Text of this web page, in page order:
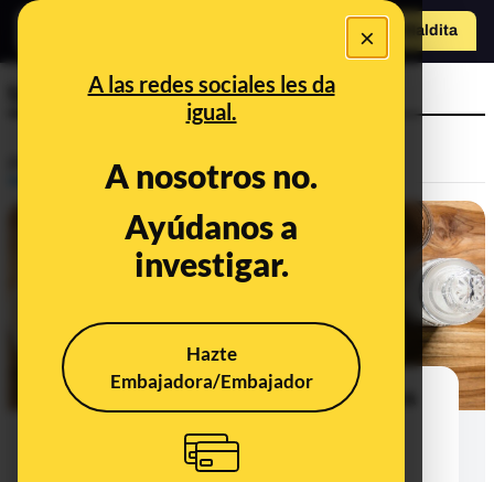
×
A las redes sociales les da
igual.
A nosotros no.
Ayúdanos a
investigar.
Hazte
Embajadora/Embajador
Hazte Maldita
taquicardias
¿Es verdad que tomar café que lleva
taquicardias y acidez?